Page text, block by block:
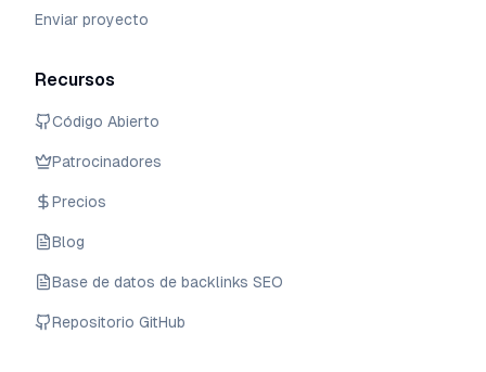
Enviar proyecto
Recursos
Código Abierto
Patrocinadores
Precios
Blog
Base de datos de backlinks SEO
Repositorio GitHub